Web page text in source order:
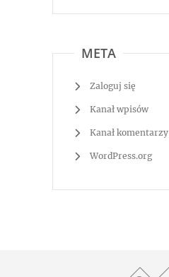
META
Zaloguj się
Kanał wpisów
Kanał komentarzy
WordPress.org